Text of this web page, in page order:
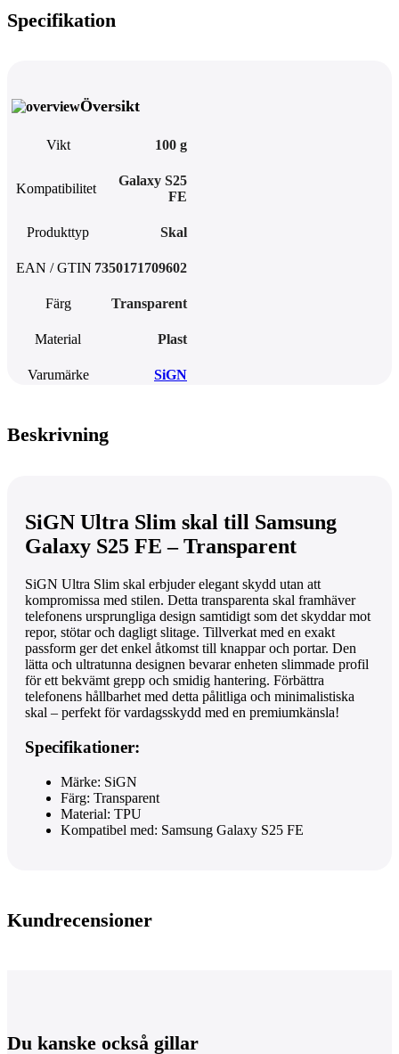
Specifikation
Översikt
Vikt 100 g
Kompatibilitet
Galaxy S25
FE
Produkttyp Skal
EAN / GTIN 7350171709602
Färg Transparent
Material Plast
Varumärke SiGN
Beskrivning
SiGN Ultra Slim skal till Samsung
Galaxy S25 FE – Transparent
SiGN Ultra Slim skal erbjuder elegant skydd utan att
kompromissa med stilen. Detta transparenta skal framhäver
telefonens ursprungliga design samtidigt som det skyddar mot
repor, stötar och dagligt slitage. Tillverkat med en exakt
passform ger det enkel åtkomst till knappar och portar. Den
lätta och ultratunna designen bevarar enheten slimmade profil
för ett bekvämt grepp och smidig hantering. Förbättra
telefonens hållbarhet med detta pålitliga och minimalistiska
skal – perfekt för vardagsskydd med en premiumkänsla!
Specifikationer:
Märke: SiGN
Färg: Transparent
Material: TPU
Kompatibel med: Samsung Galaxy S25 FE
Kundrecensioner
Du kanske också gillar